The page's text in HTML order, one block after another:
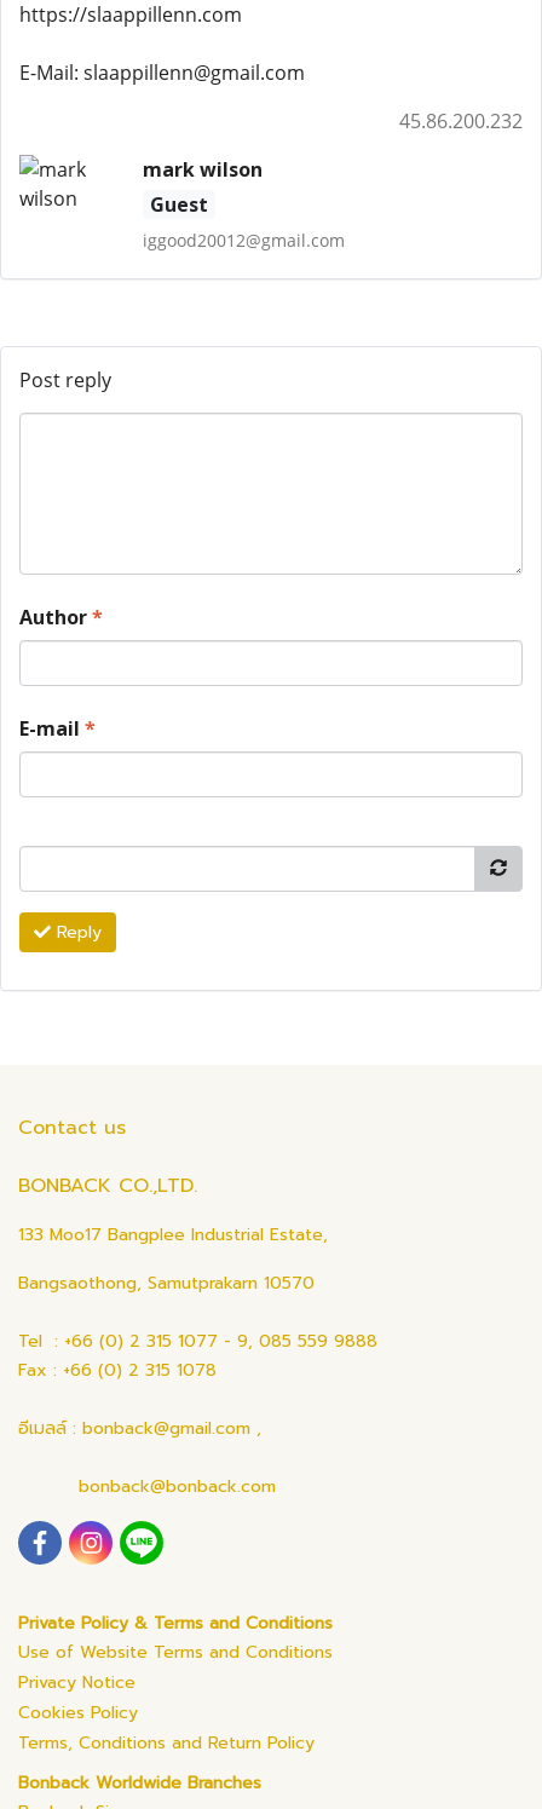
https://slaappillenn.com
E-Mail: slaappillenn@gmail.com
45.86.200.232
mark wilson
Guest
iggood20012@gmail.com
Post reply
Author*
E-mail *
Reply
Contact us
BONBACK CO.,LTD.
133 Moo17 Bangplee Industrial Estate,
Bangsaothong, Samutprakarn 10570
Tel : +66 (0) 2 315 1077 - 9, 085 559 9888
Fax : +66 (0) 2 315 1078
อีเมลล์ : bonback@gmail.com ,
bonback@bonback.com
Private Policy & Terms and Conditions
Use of Website Terms and Conditions
Privacy Notice
Cookies Policy
Terms, Conditions and Return Policy
Bonback Worldwide Branches